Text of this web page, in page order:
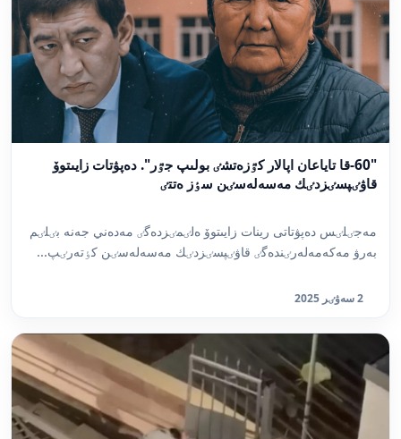
"60-قا تاياعان اپالار كٷزەتشٸ بولىپ جٷر". دەپۋتات زايىتوۆ
قاۋٸپسٸزدٸك مەسەلەسٸن سٶز ەتتٸ
مەجٸلٸس دەپۋتاتى رينات زايىتوۆ ەلٸمٸزدەگٸ مەدەني جەنە بٸلٸم
بەرۋ مەكەمەلەرٸندەگٸ قاۋٸپسٸزدٸك مەسەلەسٸن كٶتەرٸپ...
2 سەۋٸر 2025